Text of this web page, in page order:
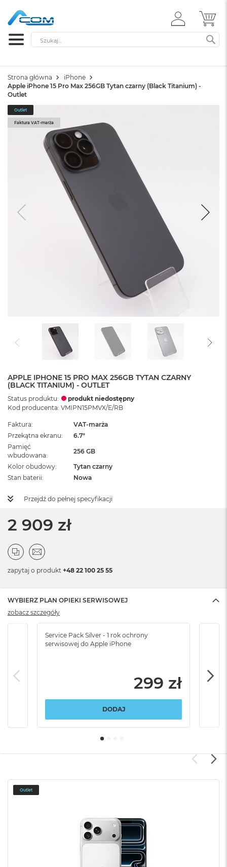
ZALOGUJ
SIĘ
Szukaj
Strona główna
iPhone
Apple iPhone 15 Pro Max 256GB Tytan czarny (Black Titanium) -
Outlet
APPLE IPHONE 15 PRO MAX 256GB TYTAN CZARNY
(BLACK TITANIUM) - OUTLET
Status produktu:
produkt niedostępny
Kod producenta: VMIPN15PMVX/E/RB
Faktura
VAT-marża
Przekątna ekranu
6.7"
Pamięć
wbudowana
256 GB
Kolor obudowy
Tytan czarny
Stan baterii
Nowa
Przejdź do pełnej specyfikacji
2 909 zł
zapytaj o produkt +48 22 100 25 55
Outlet
Faktura VAT-marża
WYBIERZ PLAN OPIEKI SERWISOWEJ
Service Pack Silver - 1 rok ochrony
serwisowej do Apple iPhone
299 zł
DODAJ
zobacz szczegóły
Outlet